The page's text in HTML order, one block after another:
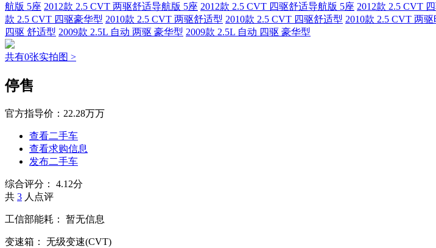
航版 5座 2012款 2.5 CVT 两驱舒适导航版 5座 2012款 2.5 CVT 四驱舒适导航版 5座 2012款 2.5 CVT
款 2.5 CVT 四驱豪华型 2010款 2.5 CVT 两驱舒适型 2010款 2.5 CVT 四驱舒适型 2010款 2.5 CVT 两
四驱 舒适型 2009款 2.5L 自动 两驱 豪华型 2009款 2.5L 自动 四驱 豪华型
共有0张实拍图 >
停售
官方指导价： 22.28万万
查看二手车
查看求购信息
发布二手车
综合评分：
4.12分
共 3 人点评
工信部能耗： 暂无信息
变速箱： 无级变速(CVT)